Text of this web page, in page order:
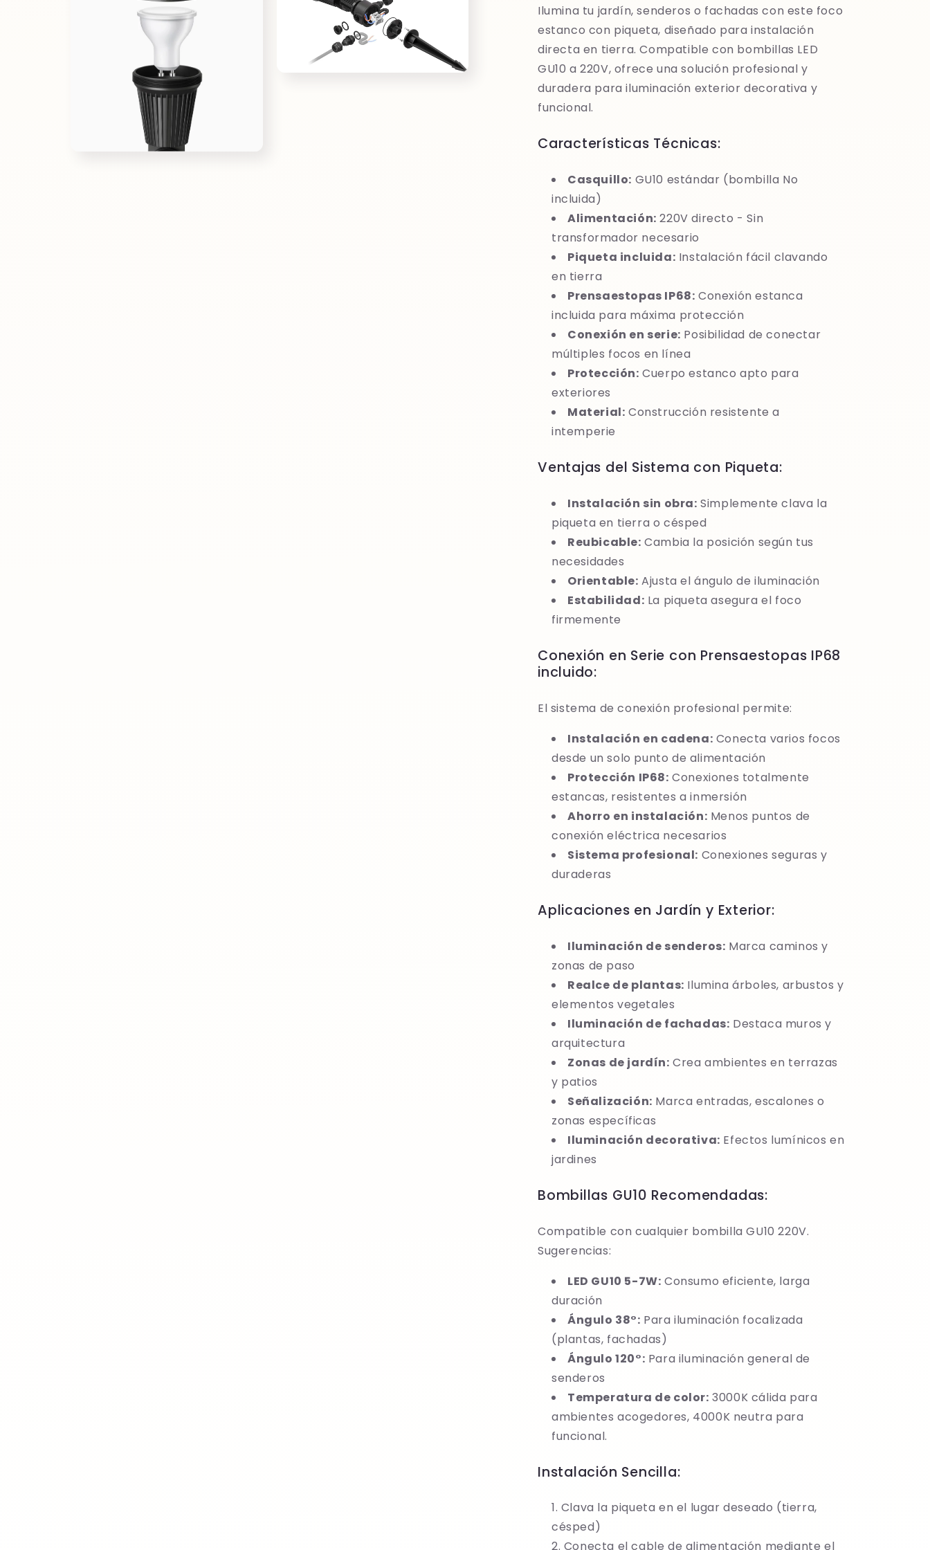
Ilumina tu jardín, senderos o fachadas con este foco
estanco con piqueta, diseñado para instalación
directa en tierra. Compatible con bombillas LED
GU10 a 220V, ofrece una solución profesional y
duradera para iluminación exterior decorativa y
funcional.
Características Técnicas:
Casquillo: GU10 estándar (bombilla No
incluida)
Alimentación: 220V directo - Sin
transformador necesario
Piqueta incluida: Instalación fácil clavando
en tierra
Prensaestopas IP68: Conexión estanca
incluida para máxima protección
Conexión en serie: Posibilidad de conectar
múltiples focos en línea
Protección: Cuerpo estanco apto para
exteriores
Material: Construcción resistente a
intemperie
Ventajas del Sistema con Piqueta:
Instalación sin obra: Simplemente clava la
piqueta en tierra o césped
Reubicable: Cambia la posición según tus
necesidades
Orientable: Ajusta el ángulo de iluminación
Estabilidad: La piqueta asegura el foco
firmemente
Conexión en Serie con Prensaestopas IP68
incluido:
El sistema de conexión profesional permite:
Instalación en cadena: Conecta varios focos
desde un solo punto de alimentación
Protección IP68: Conexiones totalmente
estancas, resistentes a inmersión
Ahorro en instalación: Menos puntos de
conexión eléctrica necesarios
Sistema profesional: Conexiones seguras y
duraderas
Aplicaciones en Jardín y Exterior:
Iluminación de senderos: Marca caminos y
zonas de paso
Realce de plantas: Ilumina árboles, arbustos y
elementos vegetales
Iluminación de fachadas: Destaca muros y
arquitectura
Zonas de jardín: Crea ambientes en terrazas
y patios
Señalización: Marca entradas, escalones o
zonas específicas
Iluminación decorativa: Efectos lumínicos en
jardines
Bombillas GU10 Recomendadas:
Compatible con cualquier bombilla GU10 220V.
Sugerencias:
LED GU10 5-7W: Consumo eficiente, larga
duración
Ángulo 38°: Para iluminación focalizada
(plantas, fachadas)
Ángulo 120°: Para iluminación general de
senderos
Temperatura de color: 3000K cálida para
ambientes acogedores, 4000K neutra para
funcional.
Instalación Sencilla:
Clava la piqueta en el lugar deseado (tierra,
césped)
Conecta el cable de alimentación mediante el